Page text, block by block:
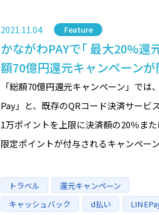
かながわPAYで｢ 最大20%還
額70億円還元キャンペーンが
2021.11.04
「総額70億円還元キャンペーン」では
Pay」と、既存のQRコード決済サービ
1万ポイントを上限に決済額の20％ま
限定ポイントが付与されるキャンペー
Category
Feature
Tagsトラベル 還元キャンペーン
キャッシュバック d払い